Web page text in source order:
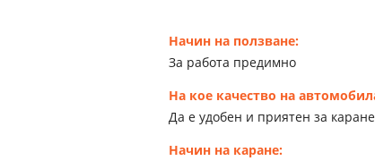
Начин на ползване:
За работа предимно
На кое качество на
Да е удобен и приятен за каране
Начин на каране: